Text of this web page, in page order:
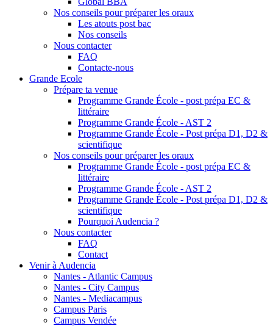
Nos conseils pour préparer les oraux
Les atouts post bac
Nos conseils
Nous contacter
FAQ
Contacte-nous
Grande Ecole
Prépare ta venue
Programme Grande École - post prépa EC &
littéraire
Programme Grande École - AST 2
Programme Grande École - Post prépa D1, D2 &
scientifique
Nos conseils pour préparer les oraux
Programme Grande École - post prépa EC &
littéraire
Programme Grande École - AST 2
Programme Grande École - Post prépa D1, D2 &
scientifique
Pourquoi Audencia ?
Nous contacter
FAQ
Contact
Venir à Audencia
Nantes - Atlantic Campus
Nantes - City Campus
Nantes - Mediacampus
Campus Paris
Campus Vendée